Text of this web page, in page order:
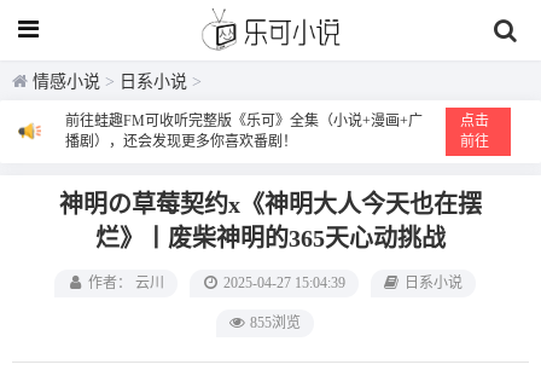
情感小说 > 日系小说 >
前往蛙趣FM可收听完整版《乐可》全集（小说+漫画+广
播剧），还会发现更多你喜欢番剧！
点击
前往
神明の草莓契约x《神明大人今天也在摆
烂》丨废柴神明的365天心动挑战
作者： 云川 2025-04-27 15:04:39 日系小说
855浏览